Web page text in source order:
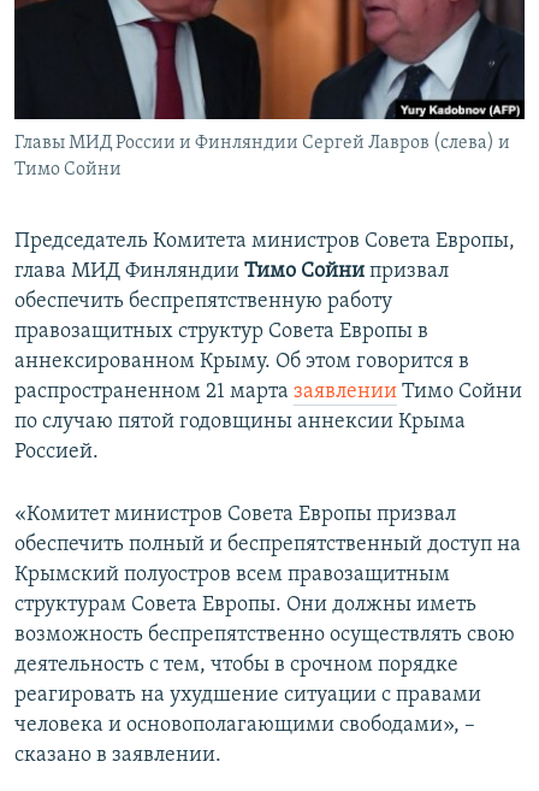
ПОБЕДИТЕЛЕЙ НЕ СУДЯТ?
КРЫМ.НЕПОКОРЕННЫЙ
УКРАИНСКАЯ ПРОБЛЕМА КРЫМА
ПРИСОЕДИНЯЙТЕСЬ!
Главы МИД России и Финляндии Сергей Лавров (слева) и
Тимо Сойни
Председатель Комитета министров Совета Европы,
глава МИД Финляндии Тимо Сойни призвал
обеспечить беспрепятственную работу
правозащитных структур Совета Европы в
аннексированном Крыму. Об этом говорится в
распространенном 21 марта заявлении Тимо Сойни
по случаю пятой годовщины аннексии Крыма
Россией.
«Комитет министров Совета Европы призвал
обеспечить полный и беспрепятственный доступ на
Крымский полуостров всем правозащитным
структурам Совета Европы. Они должны иметь
возможность беспрепятственно осуществлять свою
деятельность с тем, чтобы в срочном порядке
реагировать на ухудшение ситуации с правами
человека и основополагающими свободами», –
сказано в заявлении.